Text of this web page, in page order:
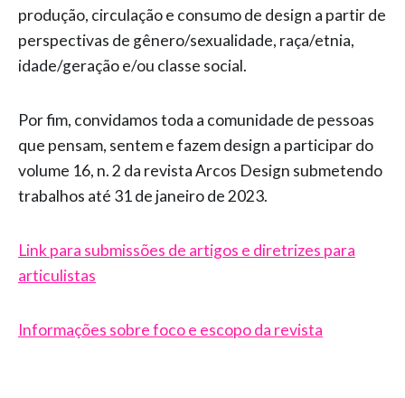
produção, circulação e consumo de design a partir de
perspectivas de gênero/sexualidade, raça/etnia,
idade/geração e/ou classe social.
Por fim, convidamos toda a comunidade de pessoas
que pensam, sentem e fazem design a participar do
volume 16, n. 2 da revista Arcos Design submetendo
trabalhos até 31 de janeiro de 2023.
Link para submissões de artigos e diretrizes para
articulistas
Informações sobre foco e escopo da revista